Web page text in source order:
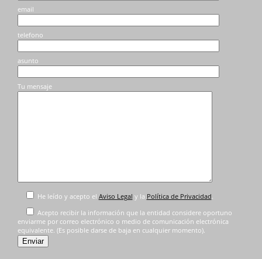
email
telefono
asunto
Tu mensaje
He leído y acepto el Aviso Legal y la Política de Privacidad
Acepto recibir la información que la entidad considere oportuno
enviarme por correo electrónico o medio de comunicación electrónica
equivalente. (Es posible darse de baja en cualquier momento).